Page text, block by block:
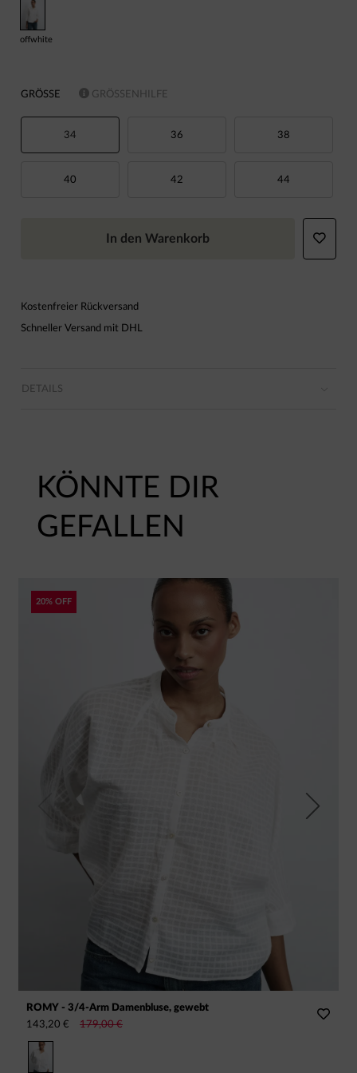
offwhite
GRÖSSE GRÖSSENHILFE
34 36 38
40 42 44
In den Warenkorb
Kostenfreier Rückversand
Schneller Versand mit DHL
DETAILS
KÖNNTE DIR
GEFALLEN
20% OFF
ROMY - 3/4-Arm Damenbluse, gewebt
143,20 €
179,00 €
Next